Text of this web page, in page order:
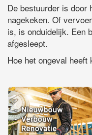
De bestuurder is door
nagekeken. Of
is, is onduidelijk. Een
afgesleept.
Hoe het ongeval heeft